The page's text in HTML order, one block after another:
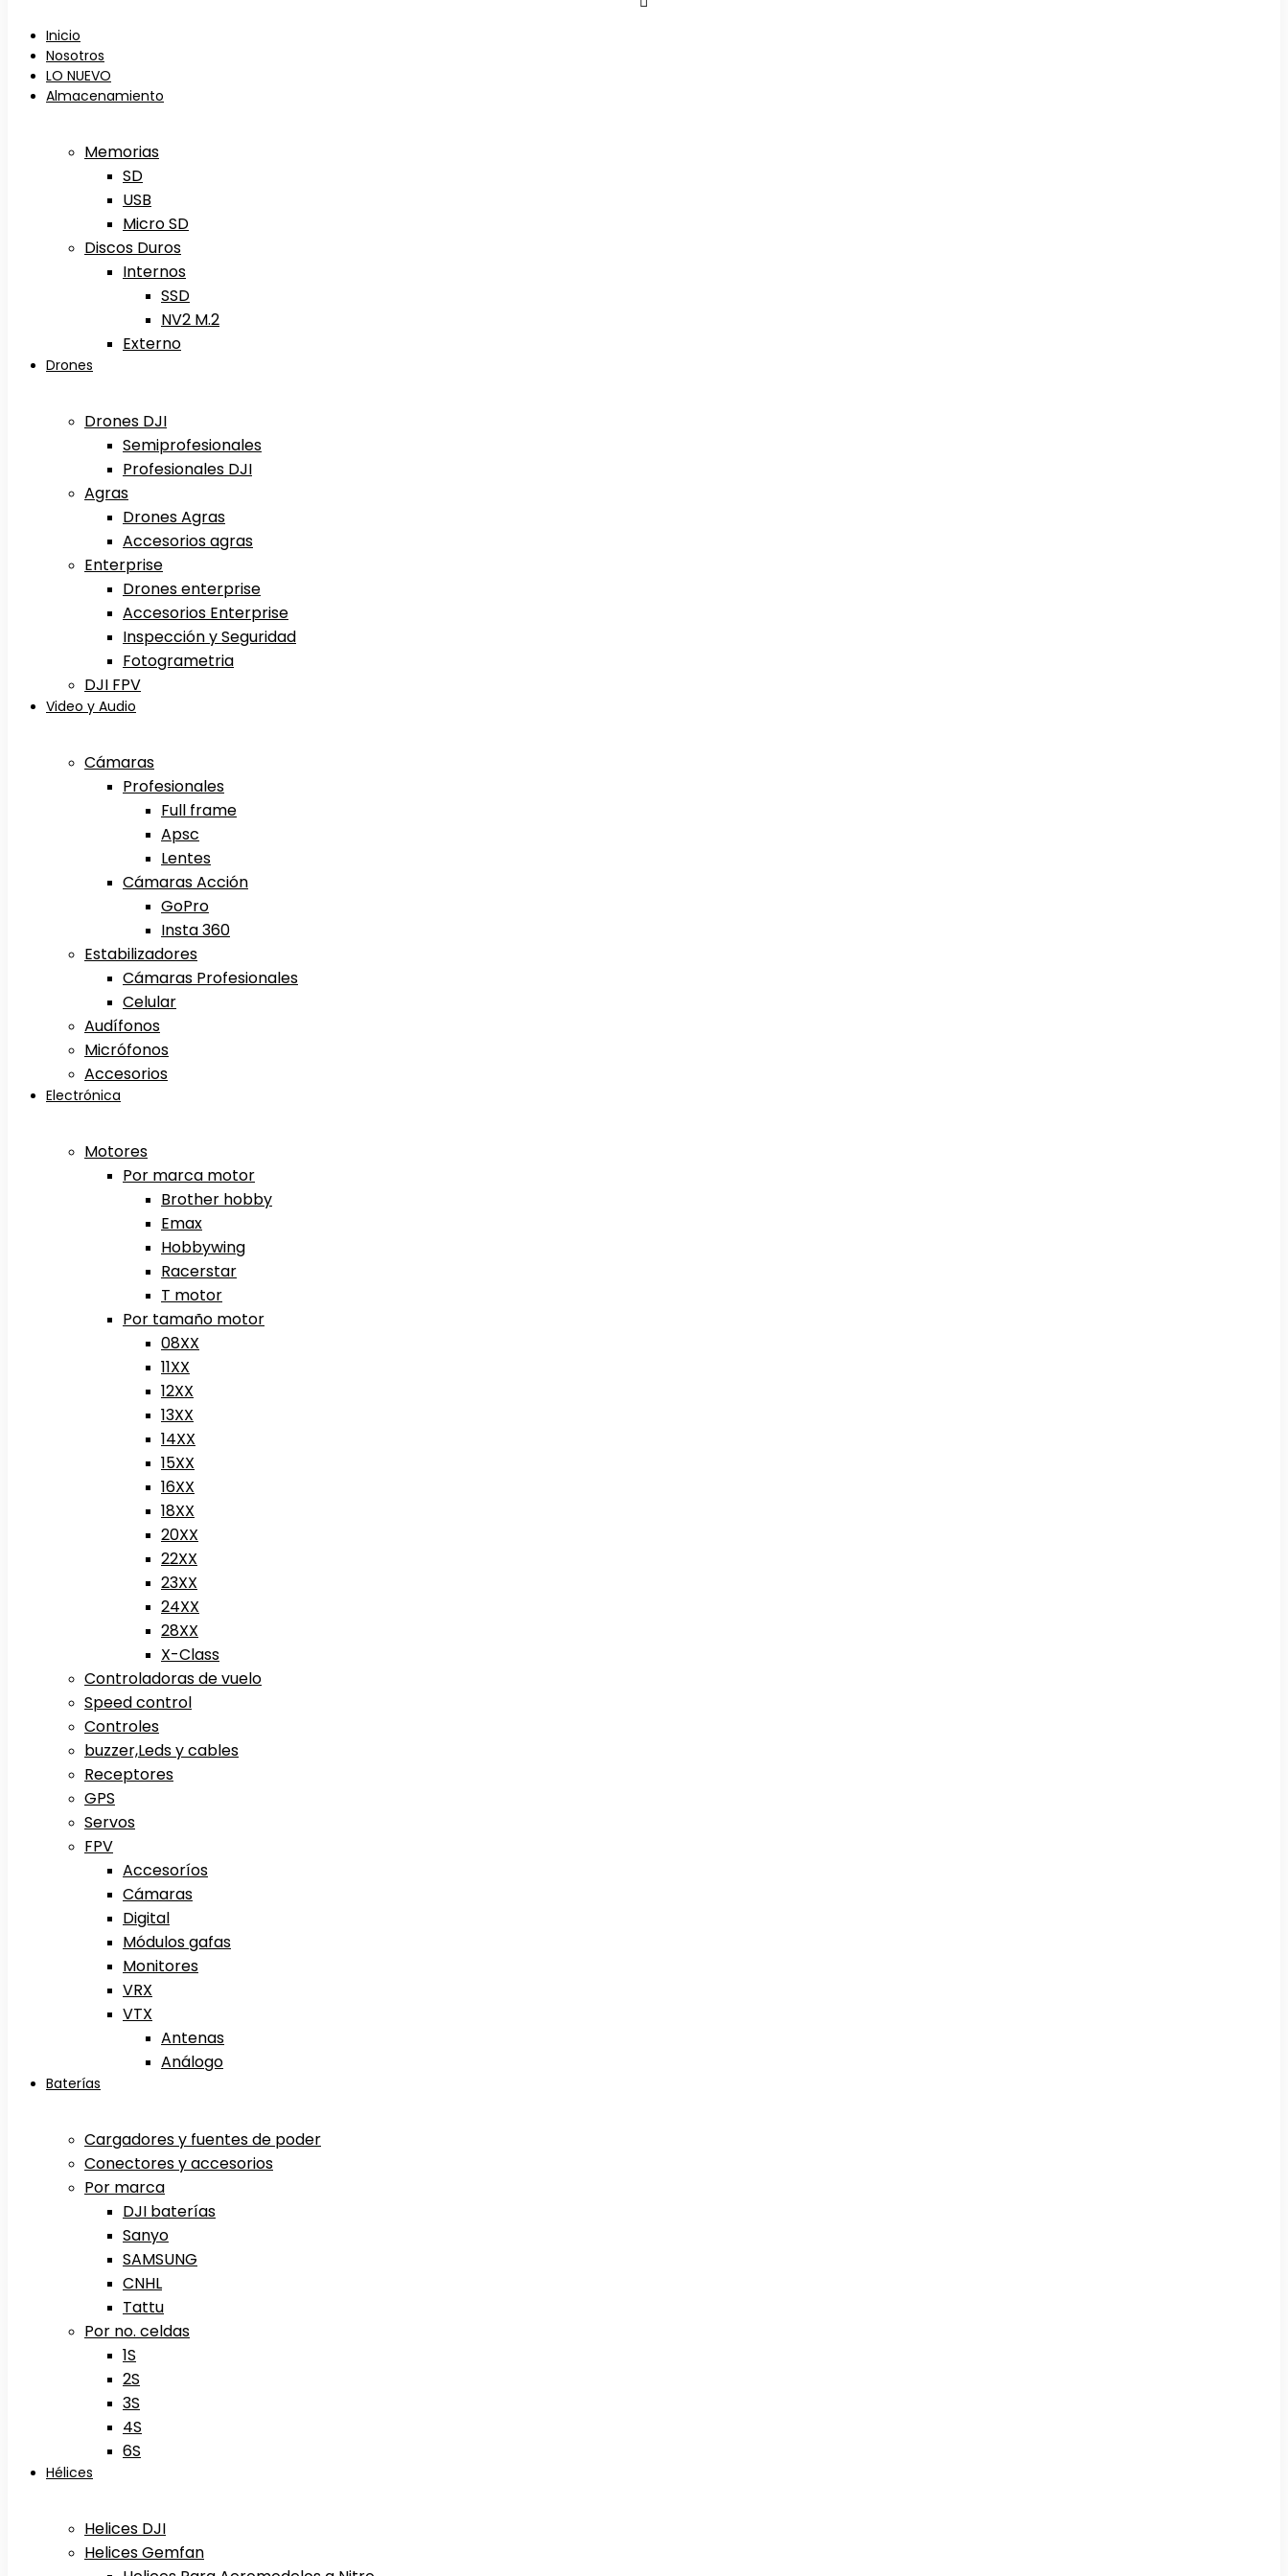
Inicio
Nosotros
LO NUEVO
Almacenamiento
Memorias
SD
USB
Micro SD
Discos Duros
Internos
SSD
NV2 M.2
Externo
Drones
Drones DJI
Semiprofesionales
Profesionales DJI
Agras
Drones Agras
Accesorios agras
Enterprise
Drones enterprise
Accesorios Enterprise
Inspección y Seguridad
Fotogrametria
DJI FPV
Video y Audio
Cámaras
Profesionales
Full frame
Apsc
Lentes
Cámaras Acción
GoPro
Insta 360
Estabilizadores
Cámaras Profesionales
Celular
Audífonos
Micrófonos
Accesorios
Electrónica
Motores
Por marca motor
Brother hobby
Emax
Hobbywing
Racerstar
T motor
Por tamaño motor
08XX
11XX
12XX
13XX
14XX
15XX
16XX
18XX
20XX
22XX
23XX
24XX
28XX
X-Class
Controladoras de vuelo
Speed control
Controles
buzzer,Leds y cables
Receptores
GPS
Servos
FPV
Accesoríos
Cámaras
Digital
Módulos gafas
Monitores
VRX
VTX
Antenas
Análogo
Baterías
Cargadores y fuentes de poder
Conectores y accesorios
Por marca
DJI baterías
Sanyo
SAMSUNG
CNHL
Tattu
Por no. celdas
1S
2S
3S
4S
6S
Hélices
Helices DJI
Helices Gemfan